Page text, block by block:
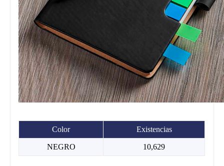
Color Existencias
NEGRO 10,629